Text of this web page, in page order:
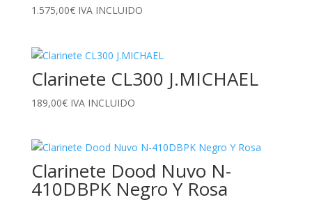
1.575,00€ IVA INCLUIDO
Clarinete CL300 J.MICHAEL
189,00€ IVA INCLUIDO
Clarinete Dood Nuvo N-
410DBPK Negro Y Rosa